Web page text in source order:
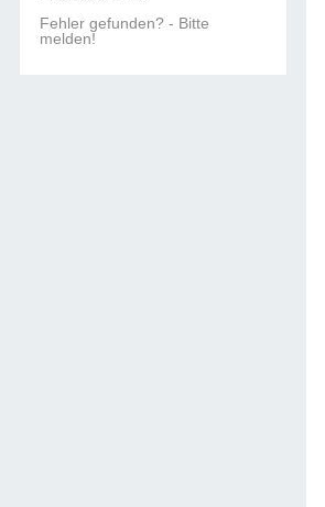
Fehler gefunden? - Bitte
melden!